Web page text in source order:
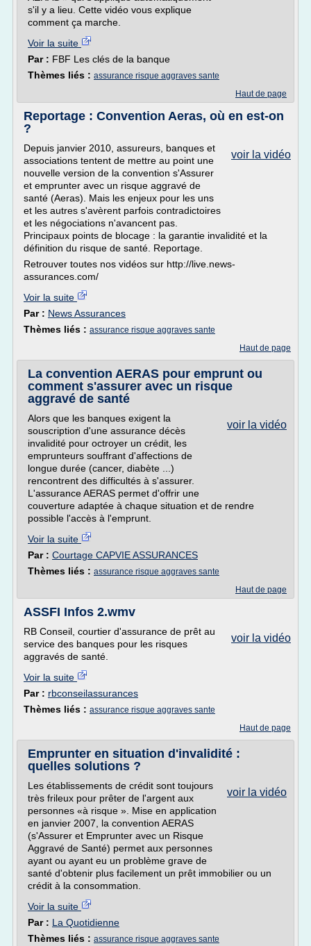
s'il y a lieu. Cette vidéo vous explique
comment ça marche.
Voir la suite
Par : FBF Les clés de la banque
Thèmes liés : assurance risque aggraves sante
Haut de page
Reportage : Convention Aeras, où en est-on
?
voir la vidéo
Depuis janvier 2010, assureurs, banques et
associations tentent de mettre au point une
nouvelle version de la convention s'Assurer
et emprunter avec un risque aggravé de
santé (Aeras). Mais les enjeux pour les uns
et les autres s'avèrent parfois contradictoires
et les négociations n'avancent pas.
Principaux points de blocage : la garantie invalidité et la
définition du risque de santé. Reportage.
Retrouver toutes nos vidéos sur http://live.news-
assurances.com/
Voir la suite
Par : News Assurances
Thèmes liés : assurance risque aggraves sante
Haut de page
La convention AERAS pour emprunt ou
comment s'assurer avec un risque
aggravé de santé
voir la vidéo
Alors que les banques exigent la
souscription d'une assurance décès
invalidité pour octroyer un crédit, les
emprunteurs souffrant d'affections de
longue durée (cancer, diabète ...)
rencontrent des difficultés à s'assurer.
L'assurance AERAS permet d'offrir une
couverture adaptée à chaque situation et de rendre
possible l'accès à l'emprunt.
Voir la suite
Par : Courtage CAPVIE ASSURANCES
Thèmes liés : assurance risque aggraves sante
Haut de page
ASSFI Infos 2.wmv
voir la vidéo
RB Conseil, courtier d'assurance de prêt au
service des banques pour les risques
aggravés de santé.
Voir la suite
Par : rbconseilassurances
Thèmes liés : assurance risque aggraves sante
Haut de page
Emprunter en situation d'invalidité :
quelles solutions ?
voir la vidéo
Les établissements de crédit sont toujours
très frileux pour prêter de l'argent aux
personnes «à risque ». Mise en application
en janvier 2007, la convention AERAS
(s'Assurer et Emprunter avec un Risque
Aggravé de Santé) permet aux personnes
ayant ou ayant eu un problème grave de
santé d'obtenir plus facilement un prêt immobilier ou un
crédit à la consommation.
Voir la suite
Par : La Quotidienne
Thèmes liés : assurance risque aggraves sante